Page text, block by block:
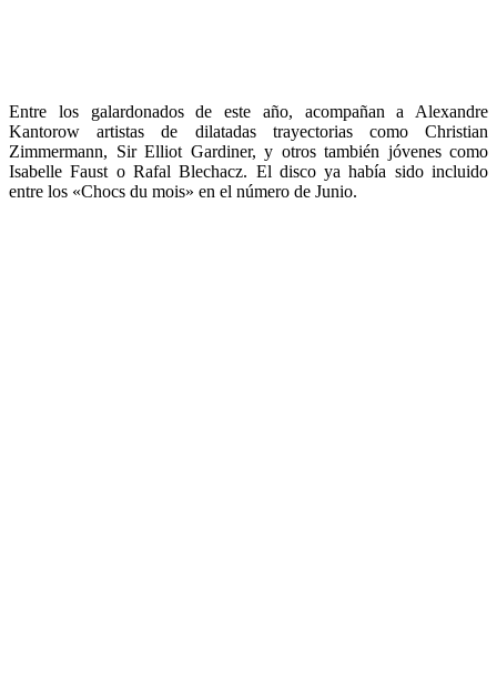
Entre los galardonados de este año, acompañan a Alexandre
Kantorow artistas de dilatadas trayectorias como Christian
Zimmermann, Sir Elliot Gardiner, y otros también jóvenes como
Isabelle Faust o Rafal Blechacz. El disco ya había sido incluido
entre los «Chocs du mois» en el número de Junio.